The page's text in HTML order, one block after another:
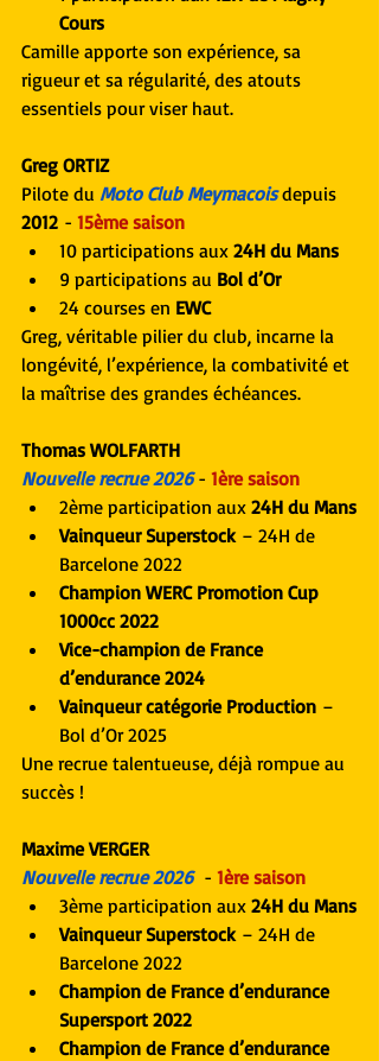
Cours
Camille apporte son expérience, sa
rigueur et sa régularité, des atouts
essentiels pour viser haut.
Greg ORTIZ
Pilote du Moto Club Meymacois depuis
2012 - 15ème saison
10 participations aux 24H du Mans
9 participations au Bol d’Or
24 courses en EWC
Greg, véritable pilier du club, incarne la
longévité, l’expérience, la combativité et
la maîtrise des grandes échéances.
Thomas WOLFARTH
Nouvelle recrue 2026 - 1ère saison
2ème participation aux 24H du Mans
Vainqueur Superstock – 24H de
Barcelone 2022
Champion WERC Promotion Cup
1000cc 2022
Vice-champion de France
d’endurance 2024
Vainqueur catégorie Production –
Bol d’Or 2025
Une recrue talentueuse, déjà rompue au
succès !
Maxime VERGER
Nouvelle recrue 2026 - 1ère saison
3ème participation aux 24H du Mans
Vainqueur Superstock – 24H de
Barcelone 2022
Champion de France d’endurance
Supersport 2022
Champion de France d’endurance